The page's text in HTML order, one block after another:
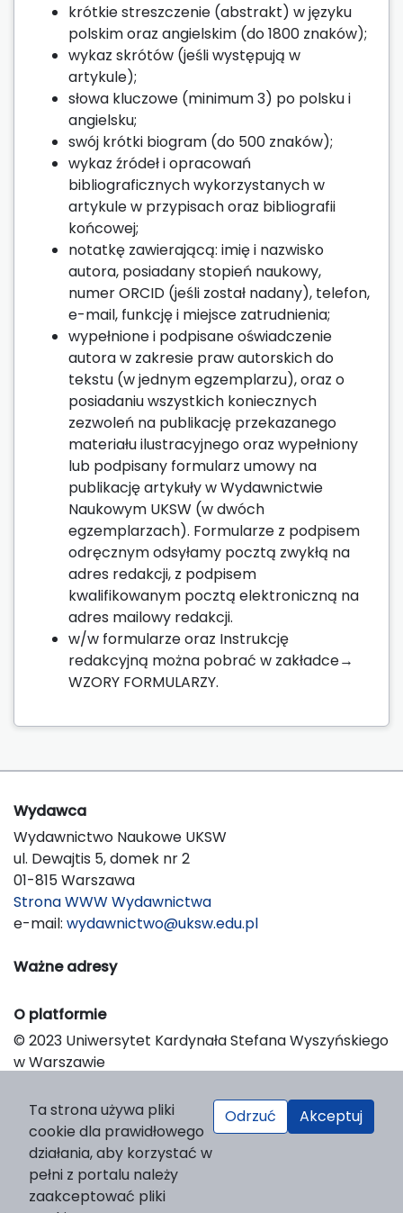
krótkie streszczenie (abstrakt) w języku
polskim oraz angielskim (do 1800 znaków);
wykaz skrótów (jeśli występują w
artykule);
słowa kluczowe (minimum 3) po polsku i
angielsku;
swój krótki biogram (do 500 znaków);
wykaz źródeł i opracowań
bibliograficznych wykorzystanych w
artykule w przypisach oraz bibliografii
końcowej;
notatkę zawierającą: imię i nazwisko
autora, posiadany stopień naukowy,
numer ORCID (jeśli został nadany), telefon,
e-mail, funkcję i miejsce zatrudnienia;
wypełnione i podpisane oświadczenie
autora w zakresie praw autorskich do
tekstu (w jednym egzemplarzu), oraz o
posiadaniu wszystkich koniecznych
zezwoleń na publikację przekazanego
materiału ilustracyjnego oraz wypełniony
lub podpisany formularz umowy na
publikację artykuły w Wydawnictwie
Naukowym UKSW (w dwóch
egzemplarzach). Formularze z podpisem
odręcznym odsyłamy pocztą zwykłą na
adres redakcji, z podpisem
kwalifikowanym pocztą elektroniczną na
adres mailowy redakcji.
w/w formularze oraz Instrukcję
redakcyjną można pobrać w zakładce→
WZORY FORMULARZY.
Wydawca
Wydawnictwo Naukowe UKSW
ul. Dewajtis 5, domek nr 2
01-815 Warszawa
Strona WWW Wydawnictwa
e-mail: wydawnictwo@uksw.edu.pl
Ważne adresy
O platformie
© 2023 Uniwersytet Kardynała Stefana Wyszyńskiego
w Warszawie
Platform & Workflow by OJS/PKP
Ta strona używa pliki
cookie dla prawidłowego
działania, aby korzystać w
pełni z portalu należy
zaakceptować pliki
Odrzuć Akceptuj